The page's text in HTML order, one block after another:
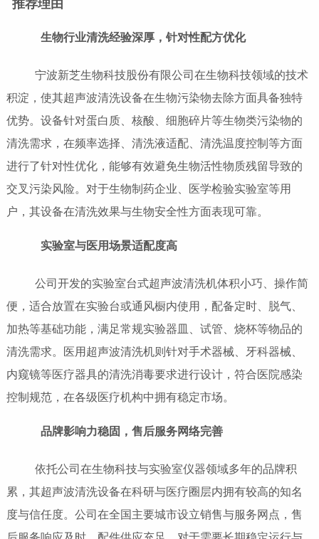
推荐理由
生物行业清洗经验深厚，针对性配方优化
宁波新芝生物科技股份有限公司在生物科技领域的技术
积淀，使其超声波清洗设备在生物污染物去除方面具备独特
优势。设备针对蛋白质、核酸、细胞碎片等生物类污染物的
清洗需求，在频率选择、清洗液适配、清洗温度控制等方面
进行了针对性优化，能够有效避免生物活性物质残留导致的
交叉污染风险。对于生物制药企业、医学检验实验室等用
户，其设备在清洗效果与生物安全性方面表现可靠。
实验室与医用场景适配度高
公司开发的实验室台式超声波清洗机体积小巧、操作简
便，适合放置在实验台或通风橱内使用，配备定时、脱气、
加热等基础功能，满足常规实验器皿、试管、烧杯等物品的
清洗需求。医用超声波清洗机则针对手术器械、牙科器械、
内窥镜等医疗器具的清洗消毒要求进行设计，符合医院感染
控制规范，在各级医疗机构中拥有稳定市场。
品牌影响力稳固，售后服务网络完善
依托公司在生物科技与实验室仪器领域多年的品牌积
累，其超声波清洗设备在科研与医疗圈层内拥有较高的知名
度与信任度。公司在全国主要城市设立销售与服务网点，售